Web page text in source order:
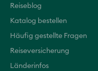
Reiseblog
Katalog bestellen
Häufig gestellte Fragen
Reiseversicherung
Länderinfos